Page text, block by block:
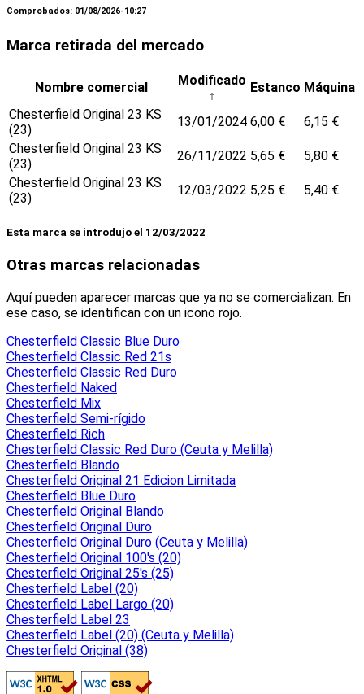
Comprobados: 01/08/2026-10:27
Marca retirada del mercado
Nombre comercial
Modificado
↑
Estanco Máquina
Chesterfield Original 23 KS
(23)
13/01/2024 6,00 €
6,15 €
Chesterfield Original 23 KS
(23)
26/11/2022 5,65 €
5,80 €
Chesterfield Original 23 KS
(23)
12/03/2022 5,25 € 5,40 €
Esta marca se introdujo el 12/03/2022
Otras marcas relacionadas
Aquí pueden aparecer marcas que ya no se comercializan. En
ese caso, se identifican con un icono rojo.
Chesterfield Classic Blue Duro
Chesterfield Classic Red 21s
Chesterfield Classic Red Duro
Chesterfield Naked
Chesterfield Mix
Chesterfield Semi-rígido
Chesterfield Rich
Chesterfield Classic Red Duro (Ceuta y Melilla)
Chesterfield Blando
Chesterfield Original 21 Edicion Limitada
Chesterfield Blue Duro
Chesterfield Original Blando
Chesterfield Original Duro
Chesterfield Original Duro (Ceuta y Melilla)
Chesterfield Original 100's (20)
Chesterfield Original 25's (25)
Chesterfield Label (20)
Chesterfield Label Largo (20)
Chesterfield Label 23
Chesterfield Label (20) (Ceuta y Melilla)
Chesterfield Original (38)